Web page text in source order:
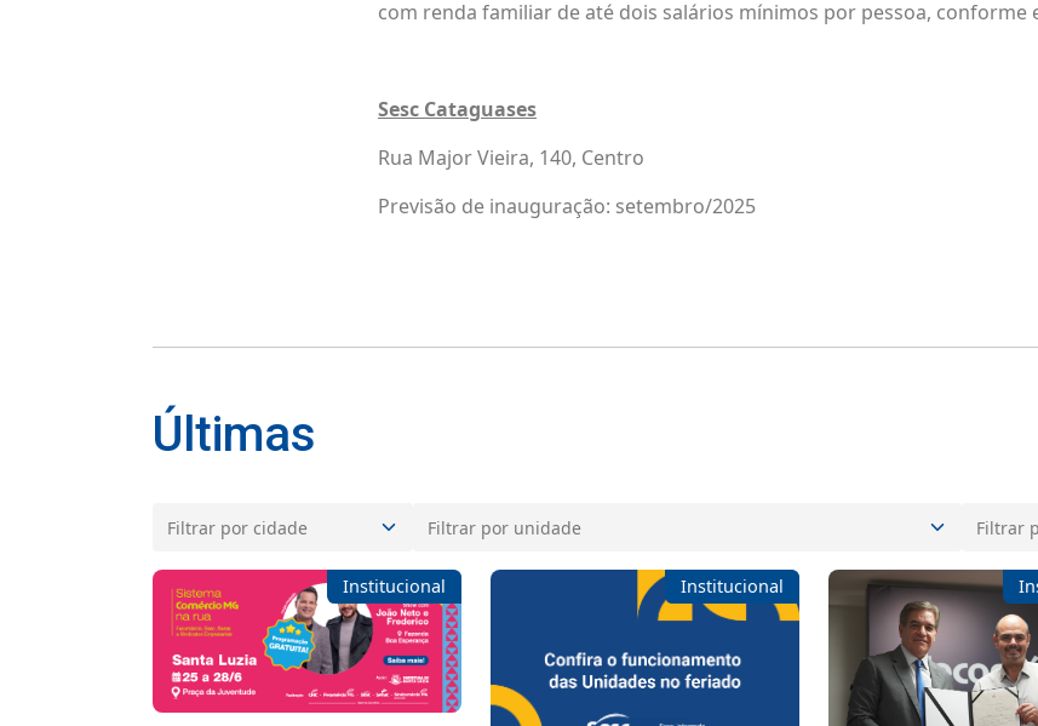
com renda familiar de até dois salários mínimos por pessoa, conforme
Sesc Cataguases
Rua Major Vieira, 140, Centro
Previsão de inauguração: setembro/2025
Últimas
Institucional Institucional